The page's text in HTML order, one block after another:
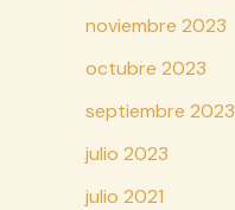
noviembre 2023
octubre 2023
septiembre 2023
julio 2023
julio 2021